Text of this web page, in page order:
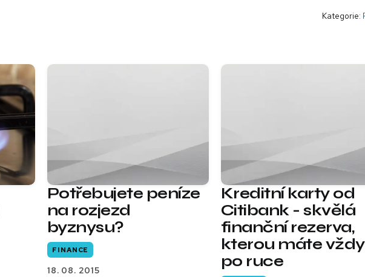
Kategorie:
Potřebujete peníze
na rozjezd
byznysu?
FINANCE
18. 08. 2015
Kreditní karty od
Citibank - skvělá
finanční rezerva,
kterou máte vždy
po ruce